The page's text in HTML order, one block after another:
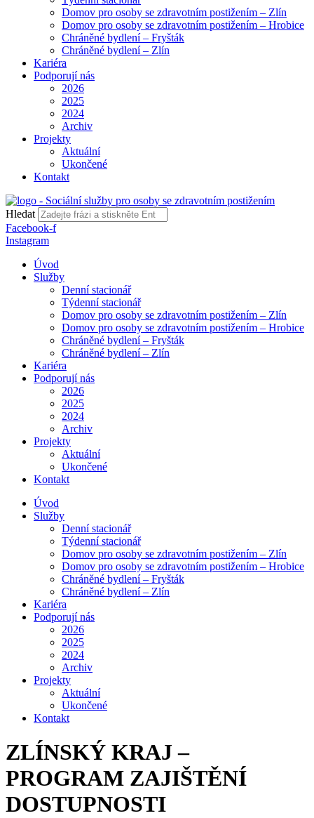
Domov pro osoby se zdravotním postižením – Zlín
Domov pro osoby se zdravotním postižením – Hrobice
Chráněné bydlení – Fryšták
Chráněné bydlení – Zlín
Kariéra
Podporují nás
2026
2025
2024
Archiv
Projekty
Aktuální
Ukončené
Kontakt
Hledat
Facebook-f
Instagram
Úvod
Služby
Denní stacionář
Týdenní stacionář
Domov pro osoby se zdravotním postižením – Zlín
Domov pro osoby se zdravotním postižením – Hrobice
Chráněné bydlení – Fryšták
Chráněné bydlení – Zlín
Kariéra
Podporují nás
2026
2025
2024
Archiv
Projekty
Aktuální
Ukončené
Kontakt
Úvod
Služby
Denní stacionář
Týdenní stacionář
Domov pro osoby se zdravotním postižením – Zlín
Domov pro osoby se zdravotním postižením – Hrobice
Chráněné bydlení – Fryšták
Chráněné bydlení – Zlín
Kariéra
Podporují nás
2026
2025
2024
Archiv
Projekty
Aktuální
Ukončené
Kontakt
ZLÍNSKÝ KRAJ –
PROGRAM ZAJIŠTĚNÍ
DOSTUPNOSTI